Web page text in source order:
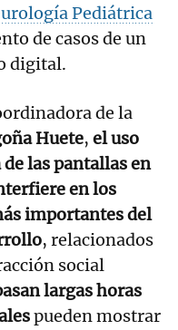
Pediátrica
de casos de un
digital.
de la
Huete, el uso
las pantallas en
en los
importantes del
, relacionados
social
largas horas
pueden mostrar